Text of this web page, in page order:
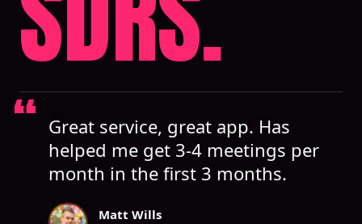
Great service, great app. Has
helped me get 3-4 meetings per
month in the first 3 months.
Matt Wills